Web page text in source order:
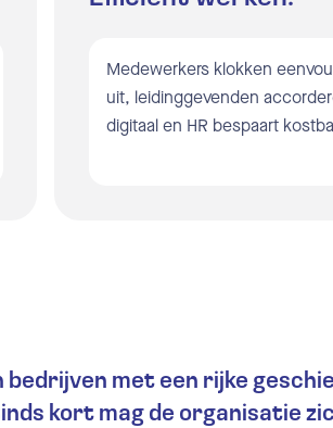
& Ziekte registratiesoftware
Medewerkers klokken
uit, leidinggevenden
digitaal en HR bespaart
bedrijven met een rijke
kort mag de organisatie